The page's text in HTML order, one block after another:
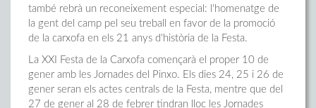
també rebrà un reconeixement especial: l'homenatge de
la gent del camp pel seu treball en favor de la promoció
de la carxofa en els 21 anys d'història de la Festa.
La XXI Festa de la Carxofa començarà el proper 10 de
gener amb les Jornades del Pinxo. Els dies 24, 25 i 26 de
gener seran els actes centrals de la Festa, mentre que del
27 de gener al 28 de febrer tindran lloc les Jornades